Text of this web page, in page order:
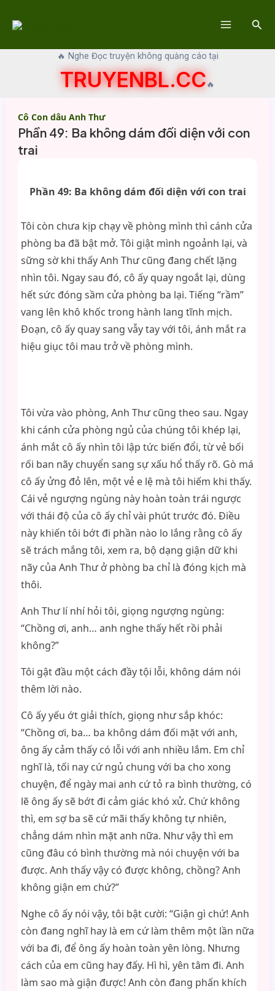
🔥 Nghe Đọc truyện không quảng cáo tại
TRUYENBL.CC🔥
Cô Con dâu Anh Thư
Phần 49: Ba không dám đối diện với con
trai
Phần 49: Ba không dám đối diện với con trai
Tôi còn chưa kịp chạy về phòng mình thì cánh cửa
phòng ba đã bật mở. Tôi giật mình ngoảnh lại, và
sững sờ khi thấy Anh Thư cũng đang chết lặng
nhìn tôi. Ngay sau đó, cô ấy quay ngoắt lại, dùng
hết sức đóng sầm cửa phòng ba lại. Tiếng “rầm”
vang lên khô khốc trong hành lang tĩnh mịch.
Đoạn, cô ấy quay sang vẫy tay với tôi, ánh mắt ra
hiệu giục tôi mau trở về phòng mình.
Tôi vừa vào phòng, Anh Thư cũng theo sau. Ngay
khi cánh cửa phòng ngủ của chúng tôi khép lại,
ánh mắt cô ấy nhìn tôi lập tức biến đổi, từ vẻ bối
rối ban nãy chuyển sang sự xấu hổ thấy rõ. Gò má
cô ấy ửng đỏ lên, một vẻ e lệ mà tôi hiếm khi thấy.
Cái vẻ ngượng ngùng này hoàn toàn trái ngược
với thái độ của cô ấy chỉ vài phút trước đó. Điều
này khiến tôi bớt đi phần nào lo lắng rằng cô ấy
sẽ trách mắng tôi, xem ra, bộ dạng giận dữ khi
nãy của Anh Thư ở phòng ba chỉ là đóng kịch mà
thôi.
Anh Thư lí nhí hỏi tôi, giọng ngượng ngùng:
“Chồng ơi, anh… anh nghe thấy hết rồi phải
không?”
Tôi gật đầu một cách đầy tội lỗi, không dám nói
thêm lời nào.
Cô ấy yếu ớt giải thích, giọng như sắp khóc:
“Chồng ơi, ba… ba không dám đối mặt với anh,
ông ấy cảm thấy có lỗi với anh nhiều lắm. Em chỉ
nghĩ là, tối nay cứ ngủ chung với ba cho xong
chuyện, để ngày mai anh cứ tỏ ra bình thường, có
lẽ ông ấy sẽ bớt đi cảm giác khó xử. Chứ không
thì, em sợ ba sẽ cứ mãi thấy không tự nhiên,
chẳng dám nhìn mặt anh nữa. Như vậy thì em
cũng đâu có bình thường mà nói chuyện với ba
được. Anh thấy vậy có được không, chồng? Anh
không giận em chứ?”
Nghe cô ấy nói vậy, tôi bật cười: “Giận gì chứ! Anh
còn đang nghĩ hay là em cứ làm thêm một lần nữa
với ba đi, để ông ấy hoàn toàn yên lòng. Nhưng
cách của em cũng hay đấy. Hì hì, yên tâm đi. Anh
làm sao mà giận được! Anh còn đang phấn khích